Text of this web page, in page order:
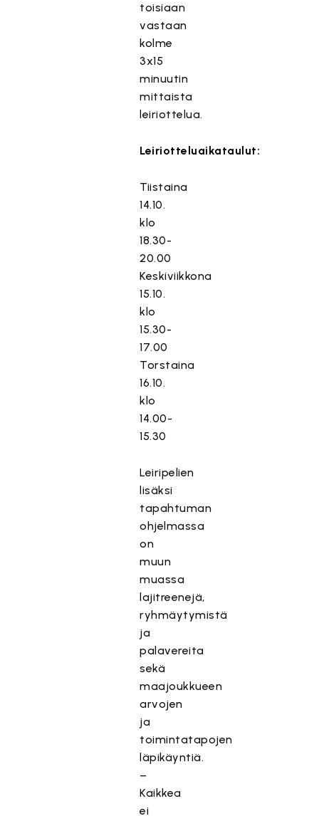
toisiaan
vastaan
kolme
3x15
minuutin
mittaista
leiriottelua.
Leiriotteluaikataulut:
Tiistaina
14.10.
klo
18.30-
20.00
Keskiviikkona
15.10.
klo
15.30-
17.00
Torstaina
16.10.
klo
14.00-
15.30
Leiripelien
lisäksi
tapahtuman
ohjelmassa
on
muun
muassa
lajitreenejä,
ryhmäytymistä
ja
palavereita
sekä
maajoukkueen
arvojen
ja
toimintatapojen
läpikäyntiä.
–
Kaikkea
ei